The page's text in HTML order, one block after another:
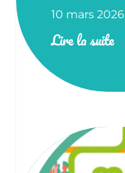
10 mars 2026
Lire la suite